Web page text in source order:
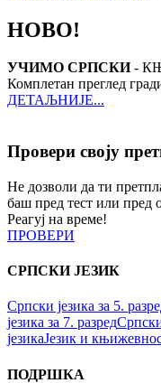
НОВО!
УЧИМО СРПСКИ-
Комплетан преглед
ДЕТАЉНИЈЕ...
Провери своју
Не дозволи да ти
баш пред тест или пред
Реагуј на време!
ПРОВЕРИ
СРПСКИ ЈЕЗИК
Српски језика за 5.
језика за 7. разредСрпски
језикаЈезик и
ПОДРШКА